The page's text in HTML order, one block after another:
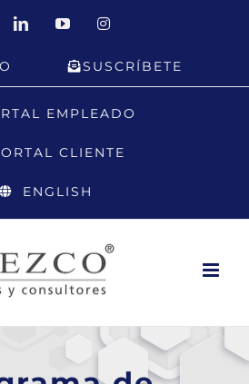
LinkedInYouTubeInstagram
SUSCRÍBETE
EMPLEADO
CLIENTE
ENGLISH